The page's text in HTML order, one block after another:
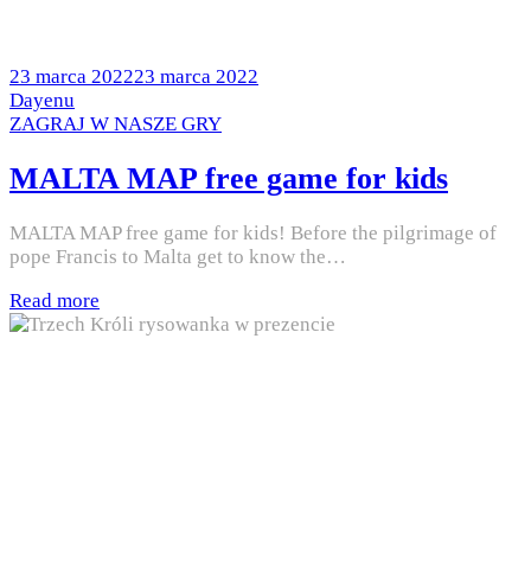
Posted
on
23 marca 202223 marca 2022
by
Dayenu
Posted
ZAGRAJ W NASZE GRY
MALTA MAP free game for kids
MALTA MAP free game for kids! Before the pilgrimage of
pope Francis to Malta get to know the…
Read more